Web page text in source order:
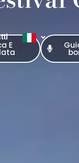
E